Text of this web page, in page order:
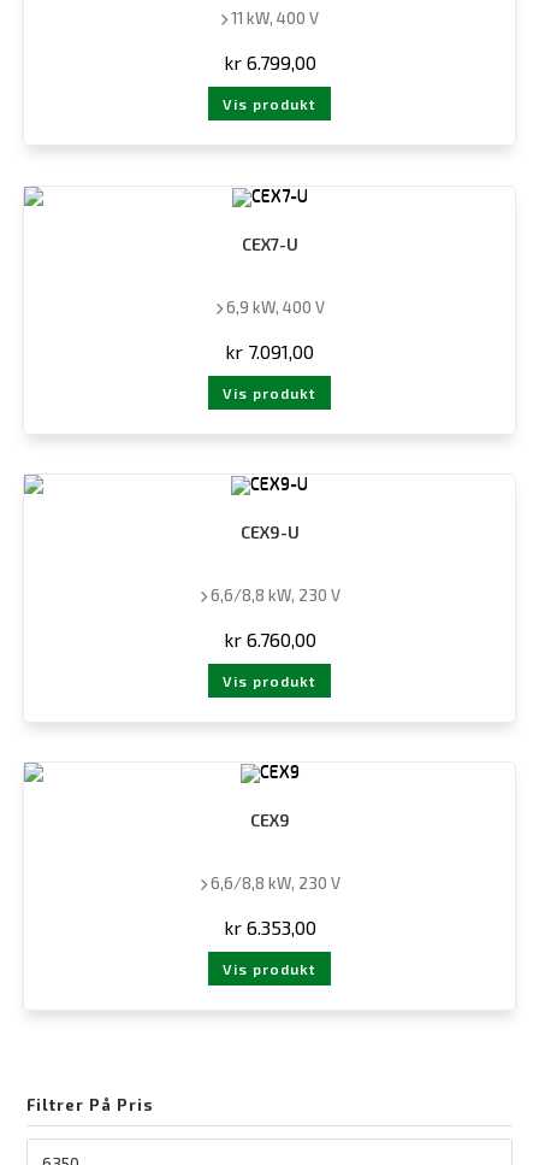
11 kW, 400 V
kr6.799,00
Vis produkt
CEX7-U
6,9 kW, 400 V
kr 7.091,00
Vis produkt
CEX9-U
6,6/8,8 kW, 230 V
kr6.760,00
Vis produkt
CEX9
6,6/8,8 kW, 230 V
kr6.353,00
Vis produkt
Filtrer På Pris